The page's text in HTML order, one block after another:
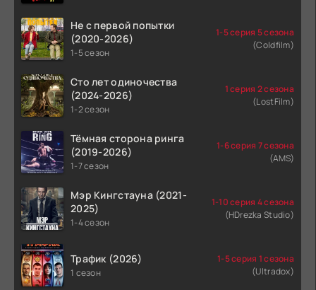
Не с первой попытки
(2020-2026)
1-5 сезон
1-5 серия 5 сезона
(Coldfilm)
Сто лет одиночества
(2024-2026)
1-2 сезон
1 серия 2 сезона
(LostFilm)
Тёмная сторона ринга
(2019-2026)
1-7 сезон
1-6 серия 7 сезона
(AMS)
Мэр Кингстауна (2021-
2025)
1-4 сезон
1-10 серия 4 сезона
(HDrezka Studio)
Трафик (2026)
1 сезон
1-5 серия 1 сезона
(Ultradox)